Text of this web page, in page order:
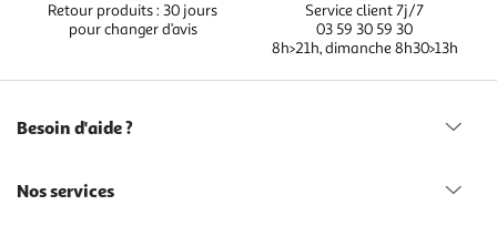
Retour produits : 30 jours
pour changer d’avis
Service client 7j/7
03 59 30 59 30
8h>21h, dimanche 8h30>13h
Besoin d'aide ?
Nos services